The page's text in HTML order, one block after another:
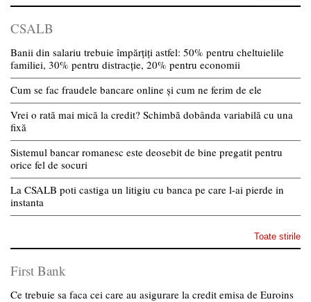
CSALB
Banii din salariu trebuie împărțiți astfel: 50% pentru cheltuielile
familiei, 30% pentru distracție, 20% pentru economii
Cum se fac fraudele bancare online și cum ne ferim de ele
Vrei o rată mai mică la credit? Schimbă dobânda variabilă cu una
fixă
Sistemul bancar romanesc este deosebit de bine pregatit pentru
orice fel de socuri
La CSALB poti castiga un litigiu cu banca pe care l-ai pierde in
instanta
Toate stirile
First Bank
Ce trebuie sa faca cei care au asigurare la credit emisa de Euroins